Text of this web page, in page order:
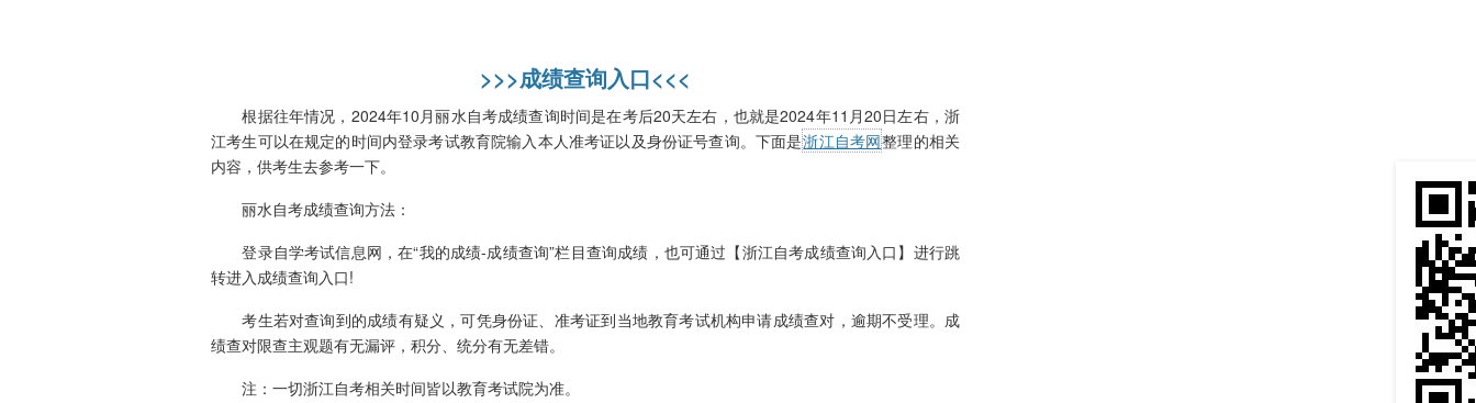
>>>成绩查询入口<<<
根据往年情况，2024年10月丽水自考成绩查询时间是在考后20天左右，也就是2024年11月20日左右，浙
江考生可以在规定的时间内登录考试教育院输入本人准考证以及身份证号查询。下面是浙江自考网整理的相关
内容，供考生去参考一下。
丽水自考成绩查询方法：
登录自学考试信息网，在“我的成绩-成绩查询”栏目查询成绩，也可通过【浙江自考成绩查询入口】进行跳
转进入成绩查询入口!
考生若对查询到的成绩有疑义，可凭身份证、准考证到当地教育考试机构申请成绩查对，逾期不受理。成
绩查对限查主观题有无漏评，积分、统分有无差错。
注：一切浙江自考相关时间皆以教育考试院为准。